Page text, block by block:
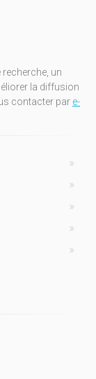
recherche, un
la diffusion
contacter par e-